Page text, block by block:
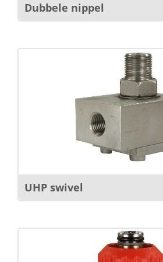
Dubbele nippel
UHP swivel